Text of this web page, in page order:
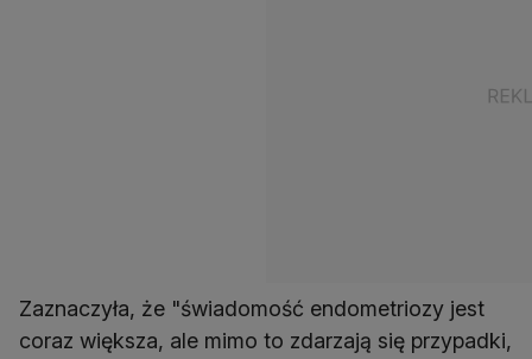
Zaznaczyła, że "świadomość endometriozy jest
coraz większa, ale mimo to zdarzają się przypadki,